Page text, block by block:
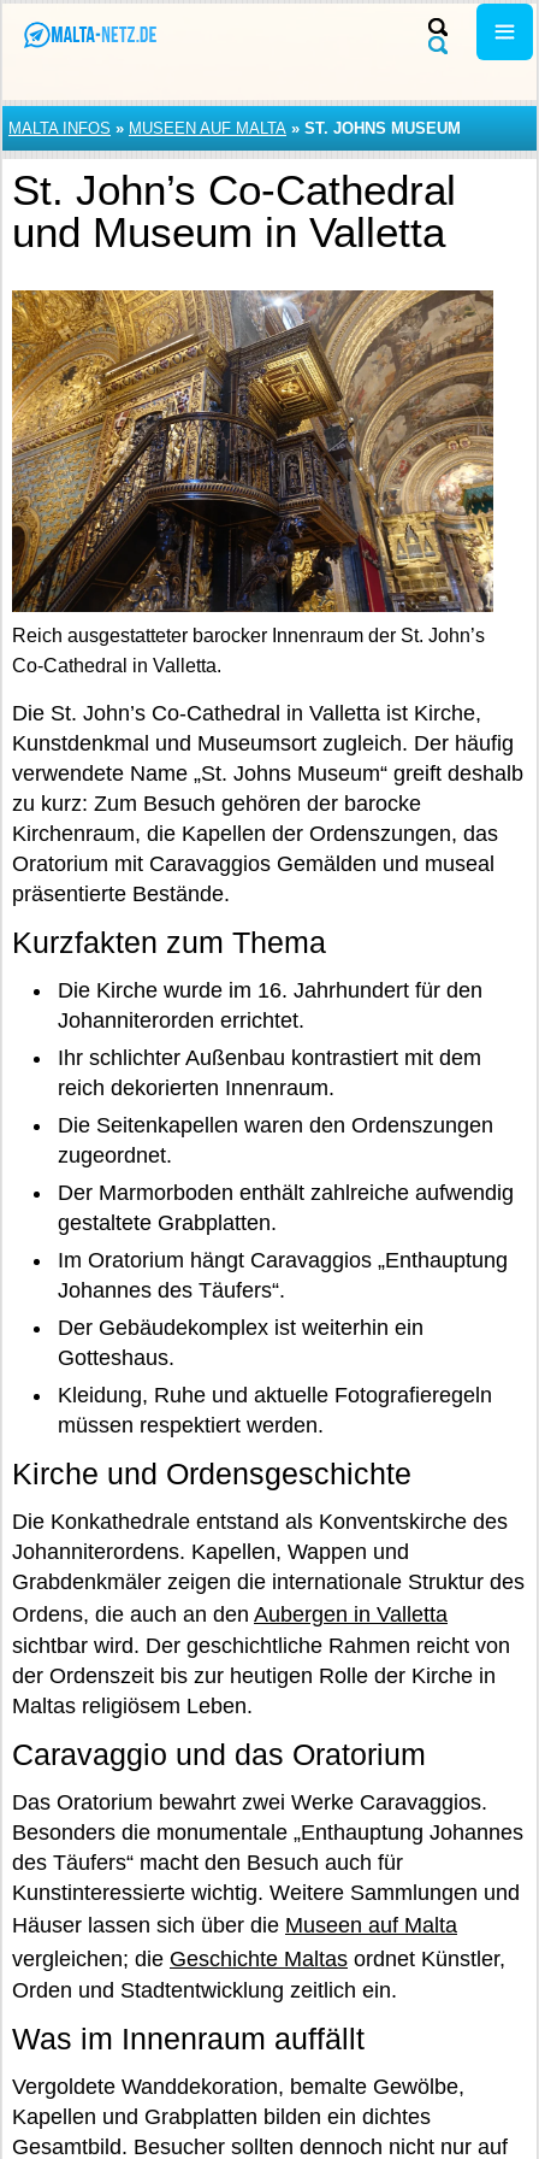
MALTA INFOS » MUSEEN AUF MALTA » ST. JOHNS MUSEUM
St. John’s Co-Cathedral
und Museum in Valletta
Reich ausgestatteter barocker Innenraum der St. John’s
Co-Cathedral in Valletta.
Die St. John’s Co-Cathedral in Valletta ist Kirche,
Kunstdenkmal und Museumsort zugleich. Der häufig
verwendete Name „St. Johns Museum“ greift deshalb
zu kurz: Zum Besuch gehören der barocke
Kirchenraum, die Kapellen der Ordenszungen, das
Oratorium mit Caravaggios Gemälden und museal
präsentierte Bestände.
Kurzfakten zum Thema
Die Kirche wurde im 16. Jahrhundert für den
Johanniterorden errichtet.
Ihr schlichter Außenbau kontrastiert mit dem
reich dekorierten Innenraum.
Die Seitenkapellen waren den Ordenszungen
zugeordnet.
Der Marmorboden enthält zahlreiche aufwendig
gestaltete Grabplatten.
Im Oratorium hängt Caravaggios „Enthauptung
Johannes des Täufers“.
Der Gebäudekomplex ist weiterhin ein
Gotteshaus.
Kleidung, Ruhe und aktuelle Fotografieregeln
müssen respektiert werden.
Kirche und Ordensgeschichte
Die Konkathedrale entstand als Konventskirche des
Johanniterordens. Kapellen, Wappen und
Grabdenkmäler zeigen die internationale Struktur des
Ordens, die auch an den Aubergen in Valletta
sichtbar wird. Der geschichtliche Rahmen reicht von
der Ordenszeit bis zur heutigen Rolle der Kirche in
Maltas religiösem Leben.
Caravaggio und das Oratorium
Das Oratorium bewahrt zwei Werke Caravaggios.
Besonders die monumentale „Enthauptung Johannes
des Täufers“ macht den Besuch auch für
Kunstinteressierte wichtig. Weitere Sammlungen und
Häuser lassen sich über die Museen auf Malta
vergleichen; die Geschichte Maltas ordnet Künstler,
Orden und Stadtentwicklung zeitlich ein.
Was im Innenraum auffällt
Vergoldete Wanddekoration, bemalte Gewölbe,
Kapellen und Grabplatten bilden ein dichtes
Gesamtbild. Besucher sollten dennoch nicht nur auf